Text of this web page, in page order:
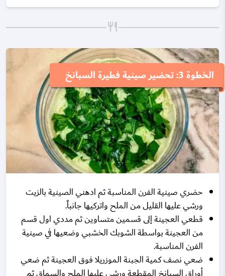
الخطوة 3: تحضير صينية فطيرة السبانخ
حضري صينية الفرن المناسبة ثم ادهني الصينية بالزيت
ورشي عليها القليل من الملح واتركيها جانباً.
قطعي العجينة إلى قسمين متساوين ثم مددي اول قسم
من العجينة بواسطة الشوبك الخشبي وضعيها في صينية
الفرن المناسبة.
ضعي نصف كمية الجبنة الموزريلا فوق العجينة ثم ضعي